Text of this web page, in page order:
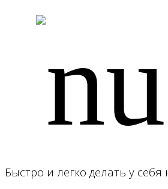
Быстро и легко делать у себя